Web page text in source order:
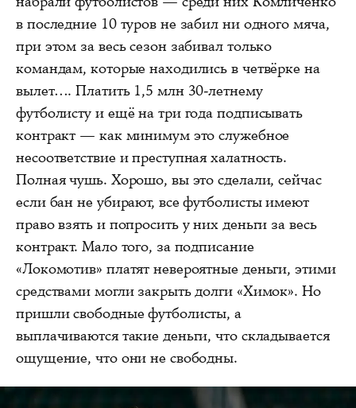
в последние 10 туров не забил ни одного мяча,
при этом за весь сезон забивал только
командам, которые находились в четвёрке на
вылет…. Платить 1,5 млн 30-летнему
футболисту и ещё на три года подписывать
контракт — как минимум это служебное
несоответствие и преступная халатность.
Полная чушь. Хорошо, вы это сделали, сейчас
если бан не убирают, все футболисты имеют
право взять и попросить у них деньги за весь
контракт. Мало того, за подписание
«Локомотив» платят невероятные деньги, этими
средствами могли закрыть долги «Химок». Но
пришли свободные футболисты, а
выплачиваются такие деньги, что складывается
ощущение, что они не свободны.